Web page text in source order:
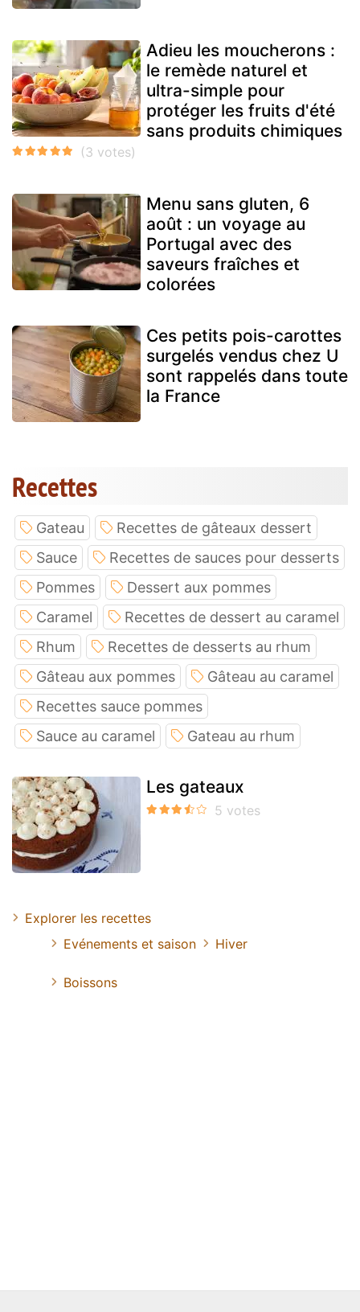
Adieu les moucherons :
le remède naturel et
ultra-simple pour
protéger les fruits d'été
sans produits chimiques
Menu sans gluten, 6
août : un voyage au
Portugal avec des
saveurs fraîches et
colorées
Ces petits pois-carottes
surgelés vendus chez U
sont rappelés dans toute
la France
Recettes
Gateau
Recettes de gâteaux dessert
Sauce
Recettes de sauces pour desserts
Pommes
Dessert aux pommes
Caramel
Recettes de dessert au caramel
Rhum
Recettes de desserts au rhum
Gâteau aux pommes
Gâteau au caramel
Recettes sauce pommes
Sauce au caramel
Gateau au rhum
Les gateaux
Explorer les recettes
Evénements et saison
Hiver
Boissons